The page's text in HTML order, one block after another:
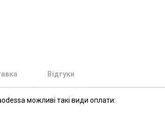
Відгуки
можливі такі види оплати: